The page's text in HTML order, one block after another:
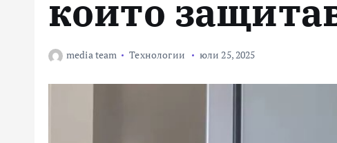
които
media team Технологии юли 25, 2025